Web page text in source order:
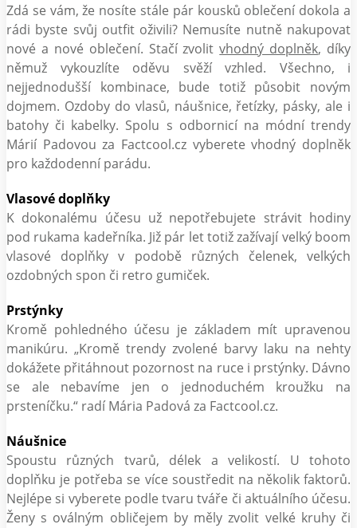
Zdá se vám, že nosíte stále pár kousků oblečení dokola a
rádi byste svůj outfit oživili? Nemusíte nutně nakupovat
nové a nové oblečení. Stačí zvolitvhodný doplněk, díky
němuž vykouzlíte oděvu svěží vzhled. Všechno, i
nejjednodušší kombinace, bude totiž působit novým
dojmem. Ozdoby do vlasů, náušnice, řetízky, pásky, ale i
batohy či kabelky. Spolu s odbornicí na módní trendy
Márií Padovou za Factcool.cz vyberete vhodný doplněk
pro každodenní parádu.
Vlasové doplňky
K dokonalému účesu už nepotřebujete strávit hodiny
pod rukama kadeřníka. Již pár let totiž zažívají velký boom
vlasové doplňky v podobě různých čelenek, velkých
ozdobných spon či retro gumiček.
Prstýnky
Kromě pohledného účesu je základem mít upravenou
manikúru. „Kromě trendy zvolené barvy laku na nehty
dokážete přitáhnout pozornost na ruce i prstýnky. Dávno
se ale nebavíme jen o jednoduchém kroužku na
prsteníčku.“ radí Mária Padová za Factcool.cz.
Náušnice
Spoustu různých tvarů, délek a velikostí. U tohoto
doplňku je potřeba se více soustředit na několik faktorů.
Nejlépe si vyberete podle tvaru tváře či aktuálního účesu.
Ženy s oválným obličejem by měly zvolit velké kruhy či